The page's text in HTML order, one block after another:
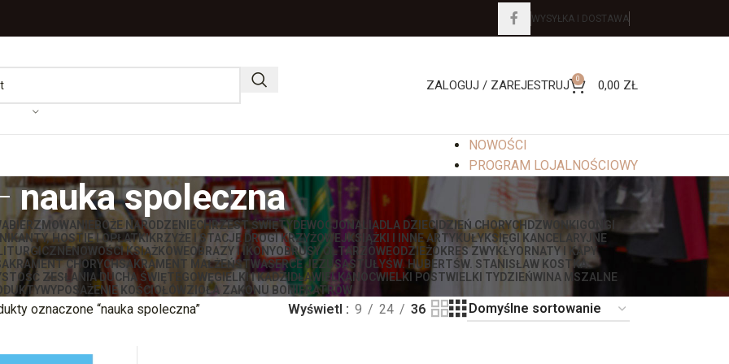
WYSYŁKA I DOSTAWA
ZALOGUJ / ZAREJESTRUJ 0 0,00 ZŁ
NOWOŚCI
PROGRAM LOJALNOŚCIOWY
nauka spoleczna
BIERZMOWANIE BOŻE NARODZENIECHRZEST ŚWIĘTYDEWOCJONALIADLA DZIECI DZIEŃ CHORYCH DZWONKI GONGI
HOSTIE I OPŁATKIKRZYŻE I STACJE DROGI KRZYŻOWEJKSIĄŻKI I INNE ARTYKUŁYKSIĘGI KANCELARYJNE
NOWOŚCI KSIĄŻKOWEOBRAZY I IKONYOBRUSY OŁTARZOWEODZIEŻOKRES ZWYKŁYORNATY I KAPY
CHORYCHSAKRAMENT MAŁŻEŃSTWASERCE JEZUSASTUŁYŚW. HUBERTŚW. STANISŁAW KOSTKA
ZESŁANIA DUCHA ŚWIĘTEGO WĘGIELKI I KADZIDŁAWIELKANOCWIELKI POSTWIELKI TYDZIEŃWINA MSZALNE
WYPOSAŻENIE KOŚCIOŁÓWZIOŁA ZAKONU BONIFRATRÓW
oznaczone “nauka spoleczna” Wyświetl 9 24 36